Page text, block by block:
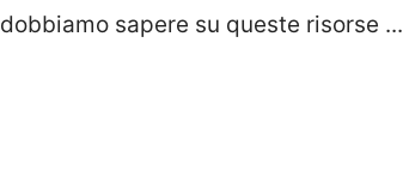
dobbiamo sapere su queste risorse ...